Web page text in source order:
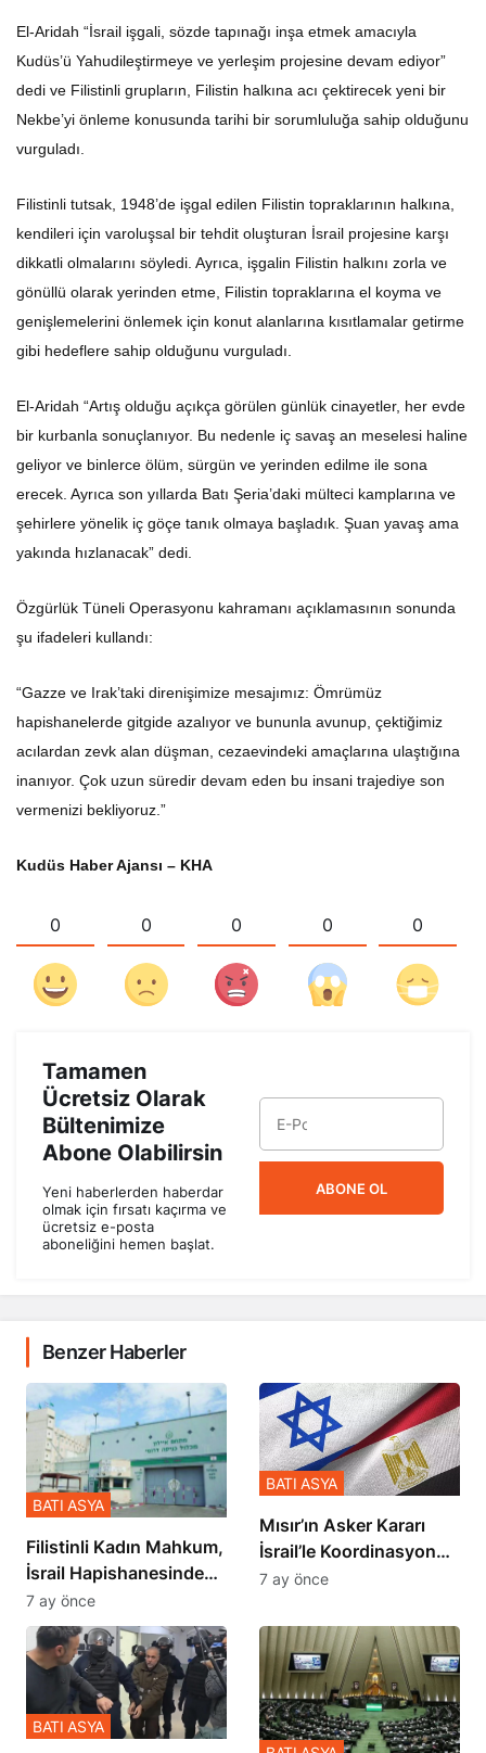
El-Aridah “İsrail işgali, sözde tapınağı inşa etmek amacıyla
Kudüs’ü Yahudileştirmeye ve yerleşim projesine devam ediyor”
dedi ve Filistinli grupların, Filistin halkına acı çektirecek yeni bir
Nekbe’yi önleme konusunda tarihi bir sorumluluğa sahip olduğunu
vurguladı.
Filistinli tutsak, 1948’de işgal edilen Filistin topraklarının halkına,
kendileri için varoluşsal bir tehdit oluşturan İsrail projesine karşı
dikkatli olmalarını söyledi. Ayrıca, işgalin Filistin halkını zorla ve
gönüllü olarak yerinden etme, Filistin topraklarına el koyma ve
genişlemelerini önlemek için konut alanlarına kısıtlamalar getirme
gibi hedeflere sahip olduğunu vurguladı.
El-Aridah “Artış olduğu açıkça görülen günlük cinayetler, her evde
bir kurbanla sonuçlanıyor. Bu nedenle iç savaş an meselesi haline
geliyor ve binlerce ölüm, sürgün ve yerinden edilme ile sona
erecek. Ayrıca son yıllarda Batı Şeria’daki mülteci kamplarına ve
şehirlere yönelik iç göçe tanık olmaya başladık. Şuan yavaş ama
yakında hızlanacak” dedi.
Özgürlük Tüneli Operasyonu kahramanı açıklamasının sonunda
şu ifadeleri kullandı:
“Gazze ve Irak’taki direnişimize mesajımız: Ömrümüz
hapishanelerde gitgide azalıyor ve bununla avunup, çektiğimiz
acılardan zevk alan düşman, cezaevindeki amaçlarına ulaştığına
inanıyor. Çok uzun süredir devam eden bu insani trajediye son
vermenizi bekliyoruz.”
Kudüs Haber Ajansı – KHA
0 0 0 0 0
Tamamen
Ücretsiz Olarak
Bültenimize
Abone Olabilirsin
Yeni haberlerden haberdar
olmak için fırsatı kaçırma ve
ücretsiz e-posta
aboneliğini hemen başlat.
ABONE OL
Benzer Haberler
Filistinli Kadın Mahkum,
İsrail Hapishanesindeki
Zulmü Anlattı
BATI ASYA
7 ay önce
Mısır’ın Asker Kararı
İsrail’le Koordinasyon
İçinde Gerçekleşmiş
BATI ASYA
7 ay önce
BATI ASYA